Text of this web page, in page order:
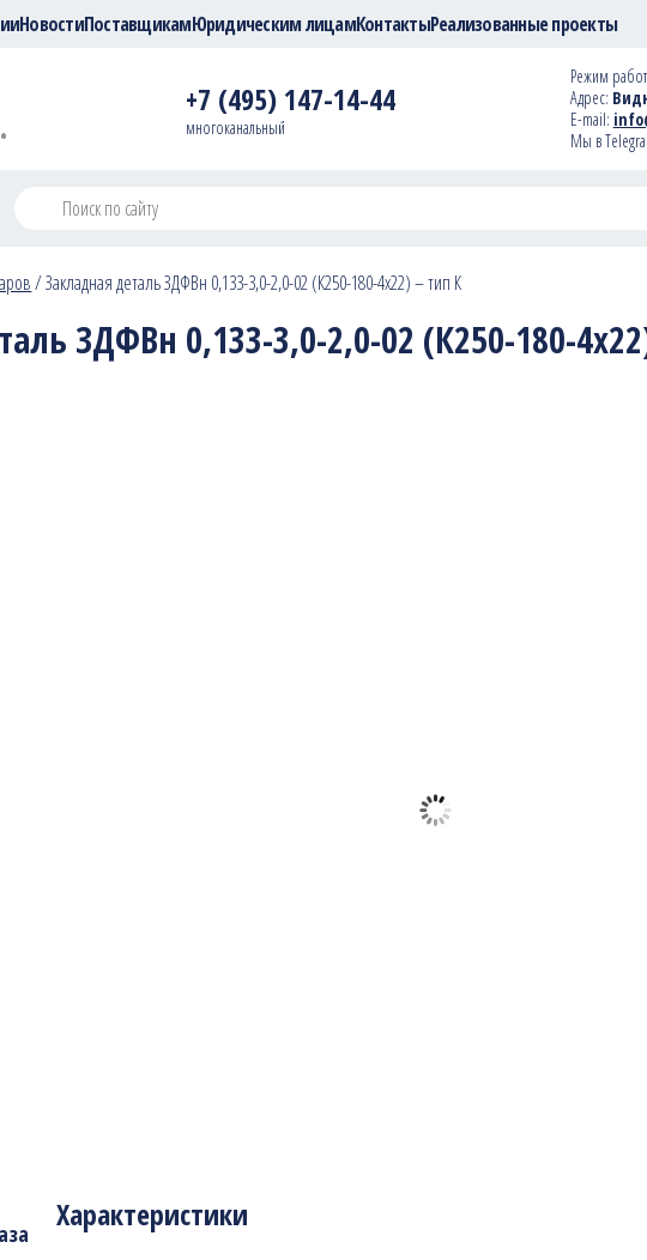
НовостиПоставщикамЮридическим лицамКонтактыРеализованные проекты
+7 (495) 147-14-44
многоканальный
Режим
Адрес:
E-mail:
Мы в
/Закладная деталь ЗДФВн 0,133-3,0-2,0-02 (К250-180-4х22) – тип К
ЗДФВн 0,133-3,0-2,0-02 (К250-180-
Характеристики